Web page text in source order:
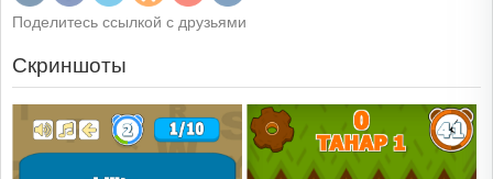
Поделитесь ссылкой с друзьями
Скриншоты